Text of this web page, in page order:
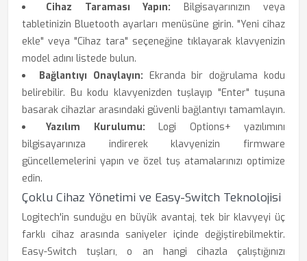
Cihaz Taraması Yapın: Bilgisayarınızın veya
tabletinizin Bluetooth ayarları menüsüne girin. "Yeni cihaz
ekle" veya "Cihaz tara" seçeneğine tıklayarak klavyenizin
model adını listede bulun.
Bağlantıyı Onaylayın: Ekranda bir doğrulama kodu
belirebilir. Bu kodu klavyenizden tuşlayıp "Enter" tuşuna
basarak cihazlar arasındaki güvenli bağlantıyı tamamlayın.
Yazılım Kurulumu: Logi Options+ yazılımını
bilgisayarınıza indirerek klavyenizin firmware
güncellemelerini yapın ve özel tuş atamalarınızı optimize
edin.
Çoklu Cihaz Yönetimi ve Easy-Switch Teknolojisi
Logitech'in sunduğu en büyük avantaj, tek bir klavyeyi üç
farklı cihaz arasında saniyeler içinde değiştirebilmektir.
Easy-Switch tuşları, o an hangi cihazla çalıştığınızı